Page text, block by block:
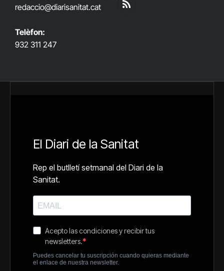
redaccio@diarisanitat.cat
Telèfon:
932 311 247
RSS